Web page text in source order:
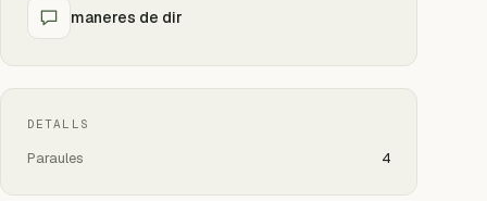
maneres de dir
DETALLS
Paraules 4